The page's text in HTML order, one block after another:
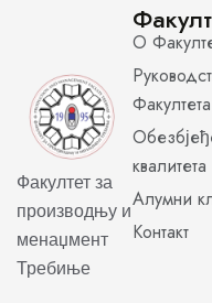
Факултет за
производњу и
менаџмент
Требиње
О
Факултета
квалитета
Алумни
Контакт